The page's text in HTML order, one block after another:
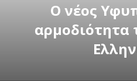
Ο νέος
αρμοδιότητα